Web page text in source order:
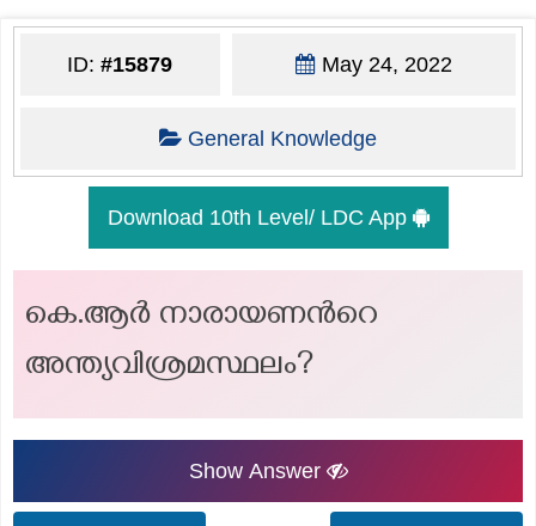
ID:#15879 May 24, 2022
General Knowledge
Download 10th Level/ LDC App
കെ.ആർ നാരായണന്‍റെ
അന്ത്യവിശ്രമസ്ഥലം?
Show Answer